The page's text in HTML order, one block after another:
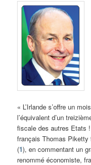
« L’Irlande s’offre un
l’équivalent d’un
fiscale des autres Etats
français Thomas
(1), en commentant un
renommé économiste,